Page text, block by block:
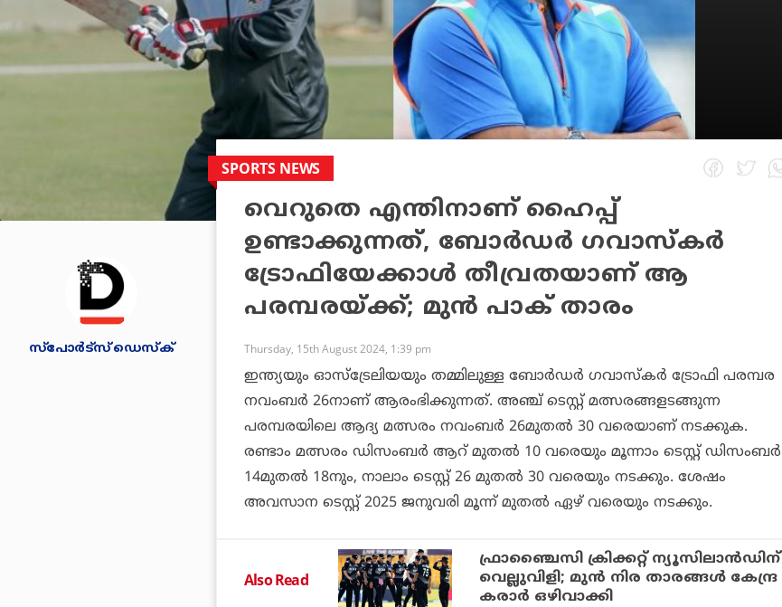
സ്പോര്‍ട്സ് ഡെസ്‌ക്
SPORTS NEWS
വെറുതെ എന്തിനാണ് ഹൈപ്പ്
ഉണ്ടാക്കുന്നത്, ബോര്‍ഡര്‍ ഗവാസ്‌കര്‍
ട്രോഫിയേക്കാള്‍ തീവ്രതയാണ് ആ
പരമ്പരയ്ക്ക്; മുന്‍ പാക് താരം
Thursday, 15th August 2024, 1:39 pm
ഇന്ത്യയും ഓസ്‌ട്രേലിയയും തമ്മിലുള്ള ബോര്‍ഡര്‍ ഗവാസ്‌കര്‍ ട്രോഫി പരമ്പര
നവംബര്‍ 26നാണ് ആരംഭിക്കുന്നത്. അഞ്ച് ടെസ്റ്റ് മത്സരങ്ങളടങ്ങുന്ന
പരമ്പരയിലെ ആദ്യ മത്സരം നവംബര്‍ 26മുതല്‍ 30 വരെയാണ് നടക്കുക.
രണ്ടാം മത്സരം ഡിസംബര്‍ ആറ് മുതല്‍ 10 വരെയും മൂന്നാം ടെസ്റ്റ് ഡിസംബര്‍
14മുതല്‍ 18നും, നാലാം ടെസ്റ്റ് 26 മുതല്‍ 30 വരെയും നടക്കും. ശേഷം
അവസാന ടെസ്റ്റ് 2025 ജനുവരി മൂന്ന് മുതല്‍ ഏഴ് വരെയും നടക്കും.
Also Read
ഫ്രാഞ്ചൈസി ക്രിക്കറ്റ് ന്യൂസിലാന്‍ഡിന്
വെല്ലുവിളി; മുന്‍ നിര താരങ്ങള്‍ കേന്ദ്ര
കരാര്‍ ഒഴിവാക്കി